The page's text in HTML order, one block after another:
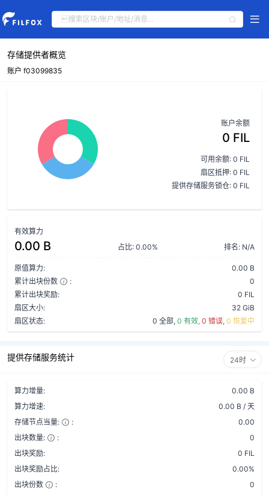
存储提供者概览
账户 f03099835
账户余额
0 FIL
可用余额: 0 FIL
扇区抵押: 0 FIL
提供存储服务锁仓: 0 FIL
有效算力
0.00 B 占比: 0.00% 排名: N/A
原值算力:
0.00 B
累计出块份数
:
0
累计出块奖励:
0 FIL
扇区大小:
32 GiB
扇区状态:
0 全部, 0 有效, 0 错误, 0 恢复中
提供存储服务统计 24时
算力增量:
0.00 B
算力增速:
0.00 B / 天
存储节点当量:
:
0.00
出块数量:
:
0
出块奖励:
0 FIL
出块奖励占比:
0.00%
出块份数
:
0